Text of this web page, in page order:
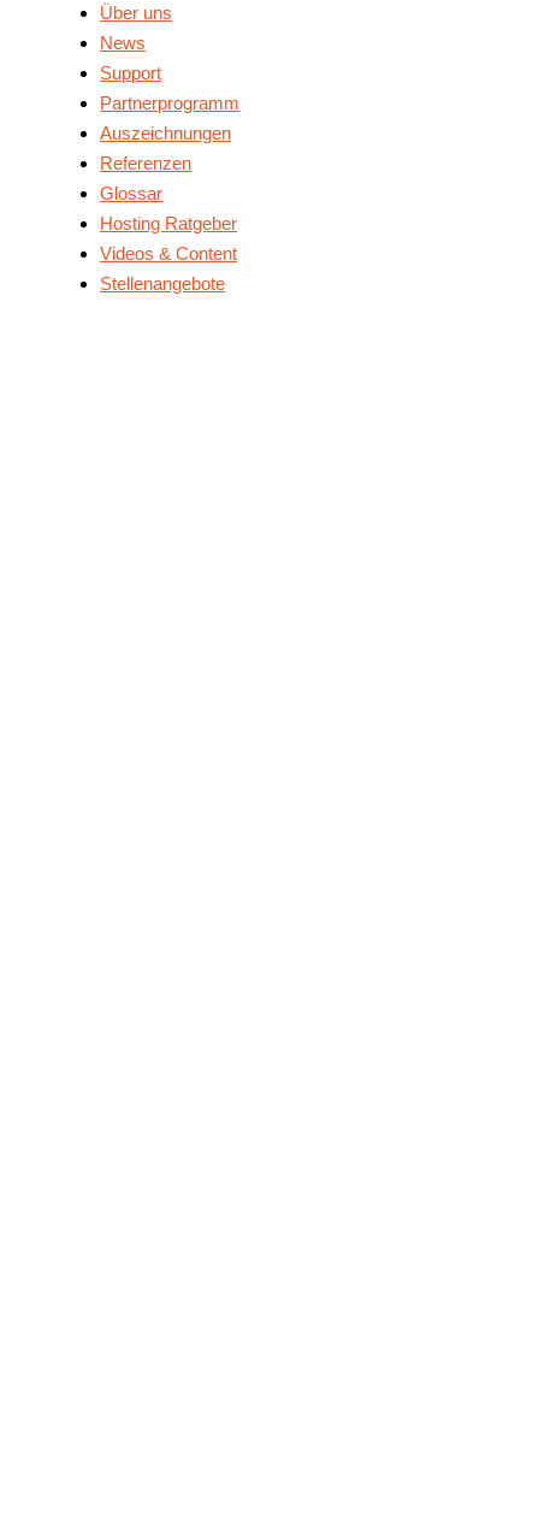
Über uns
News
Support
Partnerprogramm
Auszeichnungen
Referenzen
Glossar
Hosting Ratgeber
Videos & Content
Stellenangebote